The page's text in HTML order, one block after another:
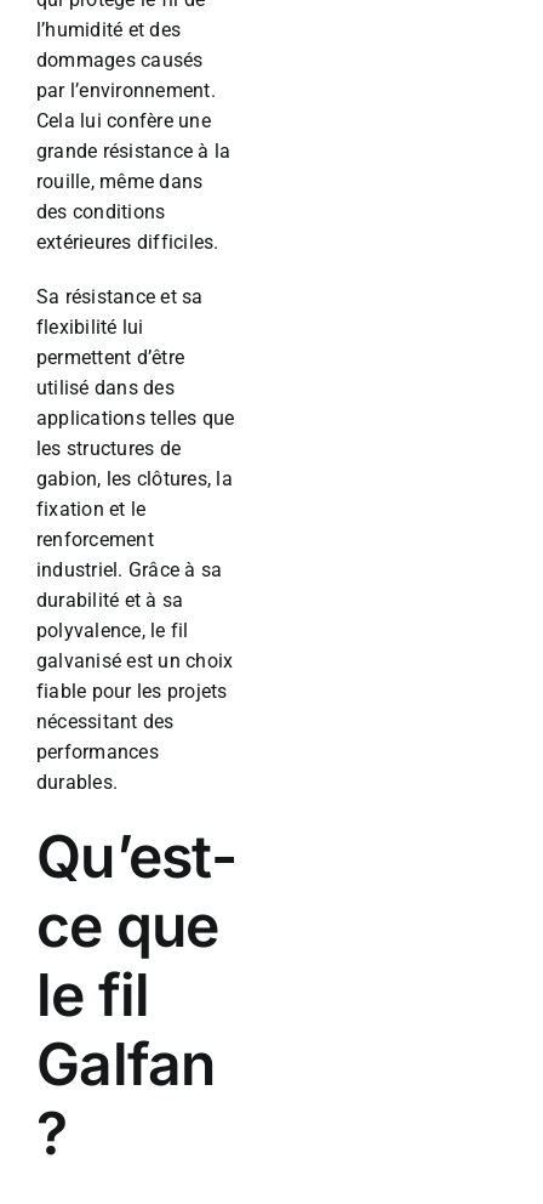
l’humidité et des
dommages causés
par l’environnement.
Cela lui confère une
grande résistance à la
rouille, même dans
des conditions
extérieures difficiles.
Sa résistance et sa
flexibilité lui
permettent d’être
utilisé dans des
applications telles que
les structures de
gabion, les clôtures, la
fixation et le
renforcement
industriel. Grâce à sa
durabilité et à sa
polyvalence, le fil
galvanisé est un choix
fiable pour les projets
nécessitant des
performances
durables.
Qu’est-
ce que
le fil
Galfan
?